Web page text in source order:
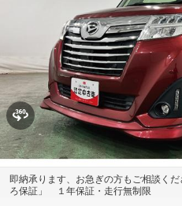
即納承ります、お急ぎの方もご相談く
ろ保証」 １年保証・走行無制限